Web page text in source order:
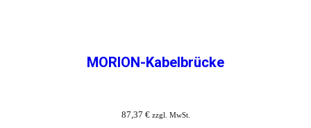
MORION-Kabelbrücke
87,37 € zzgl. MwSt.